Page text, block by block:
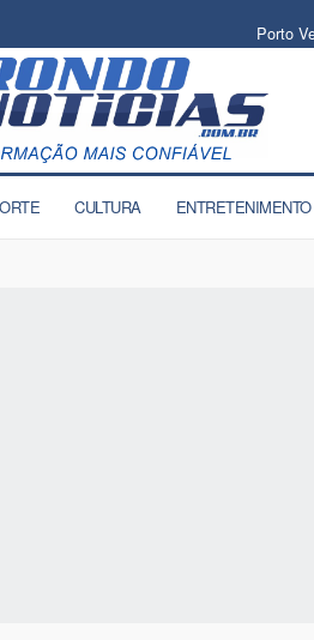
Porto
CULTURA ENTRETENIMENTO